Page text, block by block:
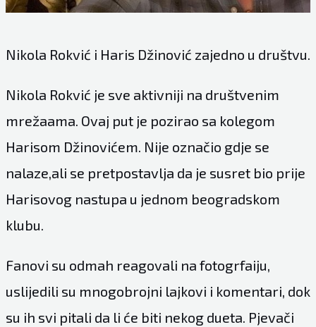
Nikola Rokvić i Haris Džinović zajedno u društvu.
Nikola Rokvić je sve aktivniji na društvenim
mrežaama. Ovaj put je pozirao sa kolegom
Harisom Džinovićem. Nije označio gdje se
nalaze,ali se pretpostavlja da je susret bio prije
Harisovog nastupa u jednom beogradskom
klubu.
Fanovi su odmah reagovali na fotogrfaiju,
uslijedili su mnogobrojni lajkovi i komentari, dok
su ih svi pitali da li će biti nekog dueta. Pjevači